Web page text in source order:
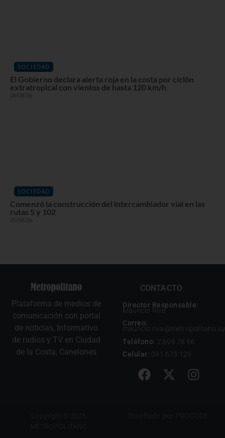
SOCIEDAD
El Gobierno declara alerta roja en la costa por ciclón
extratropical con vientos de hasta 120 km/h
06/08/26
SOCIEDAD
Comenzó la construcción del intercambiador vial en las
rutas 5 y 102
05/08/26
Plataforma de medios de
comunicación con portal
de noticias, Informativo
de radios y TV en Ciudad
de la Costa, Canelones
CONTACTO
Director Responsable:
Mauricio Riva
Correo:
mauricio.riva@metropolitano.uy
Teléfono: 2 698 78 66
Celular: 091 673 129